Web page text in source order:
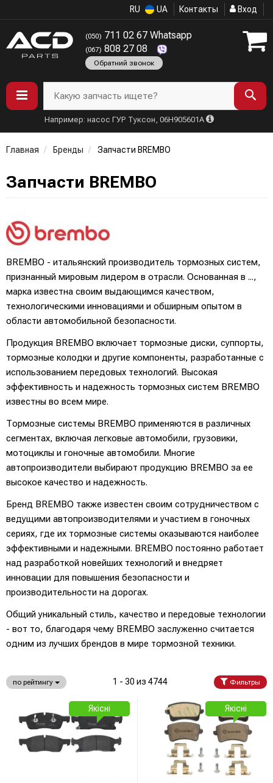
RU UA Контакты Вход
(050) 711 02 67 Whatsapp
(067) 808 27 08
Обратний звонок
Какую запчасть ищете?
Например: насос ГУР Туксон, 06H905601A
Главная Бренды Запчасти BREMBO
Запчасти BREMBO
BREMBO - итальянский производитель тормозных систем,
признанный мировым лидером в отрасли. Основанная в ...,
марка известна своим выдающимся качеством,
технологическими инновациями и обширным опытом в
области автомобильной безопасности.
Продукция BREMBO включает тормозные диски, суппорты,
тормозные колодки и другие компоненты, разработанные с
использованием передовых технологий. Высокая
эффективность и надежность тормозных систем BREMBO
известны во всем мире.
Тормозные системы BREMBO применяются в различных
сегментах, включая легковые автомобили, грузовики,
мотоциклы и гоночные автомобили. Многие
автопроизводители выбирают продукцию BREMBO за ее
высокое качество и надежность.
Бренд BREMBO также известен своим сотрудничеством с
ведущими автопроизводителями и участием в гоночных
сериях, где их тормозные системы оказываются наиболее
эффективными и надежными. BREMBO постоянно работает
над разработкой новейших технологий и внедряет
инновации для повышения безопасности и
производительности на дорогах.
Общий уникальный стиль, качество и передовые технологии
- вот то, благодаря чему BREMBO заслуженно считается
одним из лучших брендов в мире тормозной техники.
по рейтингу 1 - 30 из 4744 Фильтры
Якісні Якісні